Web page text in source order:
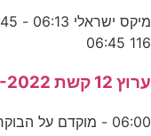
116 06:45
ערוץ 12 קשת 02-06-2022